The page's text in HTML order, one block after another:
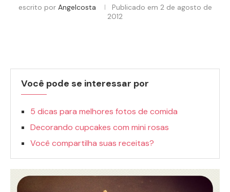
escrito por Angelcosta Publicado em 2 de agosto de
2012
Você pode se interessar por
5 dicas para melhores fotos de comida
Decorando cupcakes com mini rosas
Você compartilha suas receitas?